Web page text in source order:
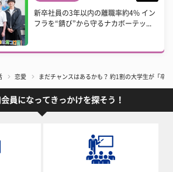
新卒社員の3年以内の離職率約4% イン
フラを“錆び”から守るナカボーテッ...
恋愛 まだチャンスはあるかも？ 約1割の大学生が「卒
員になってきっかけを探そう！